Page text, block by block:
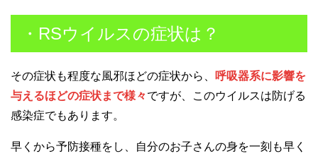
・RSウイルスの症状は？
その症状も程度な風邪ほどの症状から、 呼吸器系に影響を
与えるほどの症状まで様々ですが、このウイルスは防げる
感染症でもあります。
早くから予防接種をし、自分のお子さんの身を一刻も早く